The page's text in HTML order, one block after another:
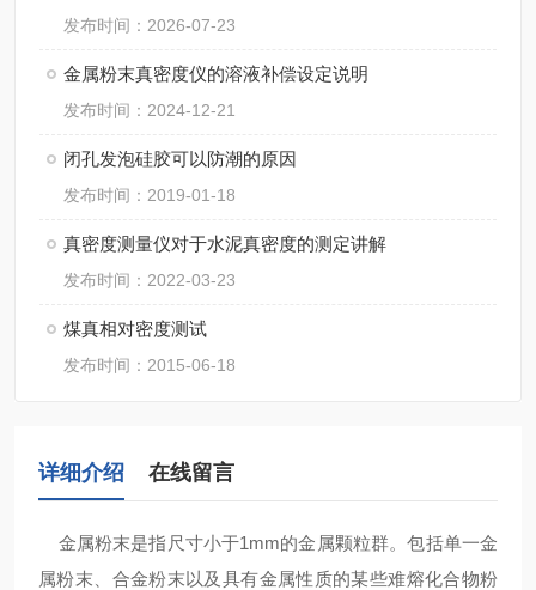
发布时间：2026-07-23
金属粉末真密度仪的溶液补偿设定说明
发布时间：2024-12-21
闭孔发泡硅胶可以防潮的原因
发布时间：2019-01-18
真密度测量仪对于水泥真密度的测定讲解
发布时间：2022-03-23
煤真相对密度测试
发布时间：2015-06-18
详细介绍 在线留言
金属粉末是指尺寸小于1mm的金属颗粒群。包括单一金
属粉末、合金粉末以及具有金属性质的某些难熔化合物粉